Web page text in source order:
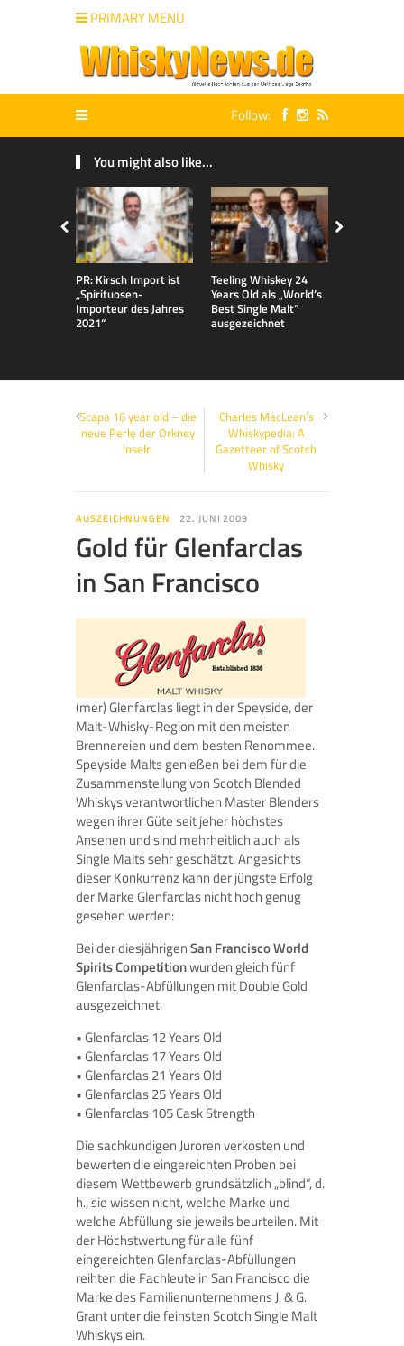
PRIMARY MENU
Follow:
You might also like...
PR: Kirsch Import ist
„Spirituosen-
Importeur des Jahres
2021“
Teeling Whiskey 24
Years Old als „World’s
Best Single Malt“
ausgezeichnet
Scapa 16 year old – die
neue Perle der Orkney
Inseln
Charles MacLean’s
Whiskypedia: A
Gazetteer of Scotch
Whisky
AUSZEICHNUNGEN 22. JUNI 2009
Gold für Glenfarclas
in San Francisco
(mer) Glenfarclas liegt in der Speyside, der
Malt-Whisky-Region mit den meisten
Brennereien und dem besten Renommee.
Speyside Malts genießen bei dem für die
Zusammenstellung von Scotch Blended
Whiskys verantwortlichen Master Blenders
wegen ihrer Güte seit jeher höchstes
Ansehen und sind mehrheitlich auch als
Single Malts sehr geschätzt. Angesichts
dieser Konkurrenz kann der jüngste Erfolg
der Marke Glenfarclas nicht hoch genug
gesehen werden:
Bei der diesjährigenSan Francisco World
Spirits Competitionwurden gleich fünf
Glenfarclas-Abfüllungen mit Double Gold
ausgezeichnet:
• Glenfarclas 12 Years Old
• Glenfarclas 17 Years Old
• Glenfarclas 21 Years Old
• Glenfarclas 25 Years Old
• Glenfarclas 105 Cask Strength
Die sachkundigen Juroren verkosten und
bewerten die eingereichten Proben bei
diesem Wettbewerb grundsätzlich „blind“, d.
h., sie wissen nicht, welche Marke und
welche Abfüllung sie jeweils beurteilen. Mit
der Höchstwertung für alle fünf
eingereichten Glenfarclas-Abfüllungen
reihten die Fachleute in San Francisco die
Marke des Familienunternehmens J. & G.
Grant unter die feinsten Scotch Single Malt
Whiskys ein.